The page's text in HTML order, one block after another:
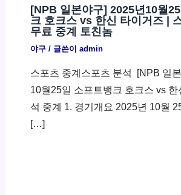
[NPB 일본야구] 2025년10월
크 호크스 vs 한신 타이거즈 |
무료 중계 토친놈
야구/ 글쓴이 admin
스포츠 중계스포츠 분석 ​ [NPB 일
10월25일 소프트뱅크 호크스 vs 한
석 중계 1. 경기개요 2025년 10월
[…]